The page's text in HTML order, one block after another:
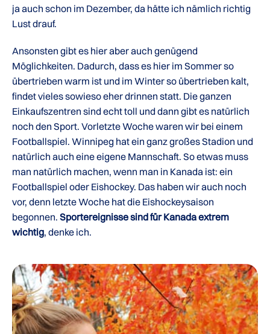
ja auch schon im Dezember, da hätte ich nämlich richtig
Lust drauf.
Ansonsten gibt es hier aber auch genügend
Möglichkeiten. Dadurch, dass es hier im Sommer so
übertrieben warm ist und im Winter so übertrieben kalt,
findet vieles sowieso eher drinnen statt. Die ganzen
Einkaufszentren sind echt toll und dann gibt es natürlich
noch den Sport. Vorletzte Woche waren wir bei einem
Footballspiel. Winnipeg hat ein ganz großes Stadion und
natürlich auch eine eigene Mannschaft. So etwas muss
man natürlich machen, wenn man in Kanada ist: ein
Footballspiel oder Eishockey. Das haben wir auch noch
vor, denn letzte Woche hat die Eishockeysaison
begonnen. Sportereignisse sind für Kanada extrem
wichtig, denke ich.